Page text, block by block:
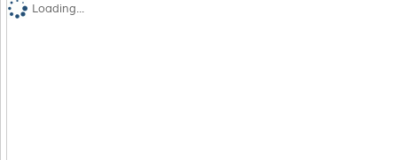
Loading...